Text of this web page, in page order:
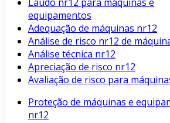
equipamentos
Adequação de máquinas nr12
Análise de risco nr12 de
Análise técnica nr12
Apreciação de risco nr12
Avaliação de risco para
Proteção de máquinas e
nr12